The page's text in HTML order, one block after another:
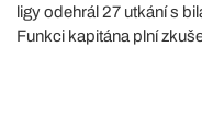
ligy odehrál 27 utkání s
Funkci kapitána plní